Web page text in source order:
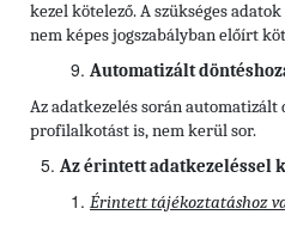
kezel kötelező. A szükséges
nem képes jogszabályban előírt
Automatizált
Az adatkezelés során
profilalkotást is, nem kerül sor.
Az érintett adatkezeléssel
Érintett tájékoztatáshoz